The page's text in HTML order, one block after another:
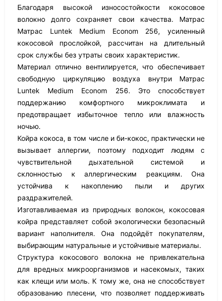
Благодаря высокой износостойкости кокосовое
волокно долго сохраняет свои качества. Матрас
Матрас Luntek Medium Econom 256, усиленный
кокосовой прослойкой, рассчитан на длительный
срок службы без утраты своих характеристик.
Материал отлично вентилируется, что обеспечивает
свободную циркуляцию воздуха внутри Матрас
Luntek Medium Econom 256. Это способствует
поддержанию комфортного микроклимата и
предотвращает избыточное тепло или влажность
ночью.
Койра кокоса, в том числе и би-кокос, практически не
вызывает аллергии, поэтому подходит людям с
чувствительной дыхательной системой и
склонностью к аллергическим реакциям. Она
устойчива к накоплению пыли и других
раздражителей.
Изготавливаемая из природных волокон, кокосовая
койра представляет собой экологически безопасный
вариант наполнителя. Она подойдёт покупателям,
выбирающим натуральные и устойчивые материалы.
Структура кокосового волокна не привлекательна
для вредных микроорганизмов и насекомых, таких
как клещи или моль. К тому же, она не способствует
образованию плесени, что позволяет поддерживать